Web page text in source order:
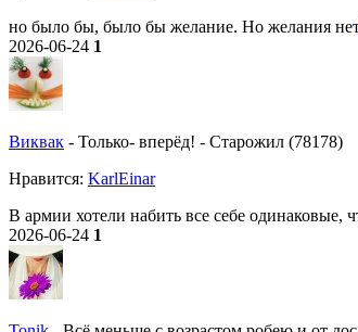
но было бы, было бы желание. Но желания
2026-06-24 1
Виквак - Только- вперёд! - Старожил (78178)
Нравитcя: KarlEinar
В армии хотели набить все себе одинаковые,
2026-06-24 1